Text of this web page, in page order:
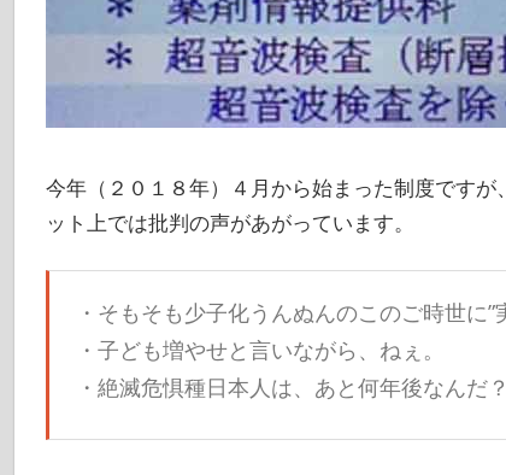
今年（２０１８年）４月から始まった制度です
ット上では批判の声があがっています。
・そもそも少子化うんぬんのこのご時世に
・子ども増やせと言いながら、ねぇ。
・絶滅危惧種日本人は、あと何年後なんだ？